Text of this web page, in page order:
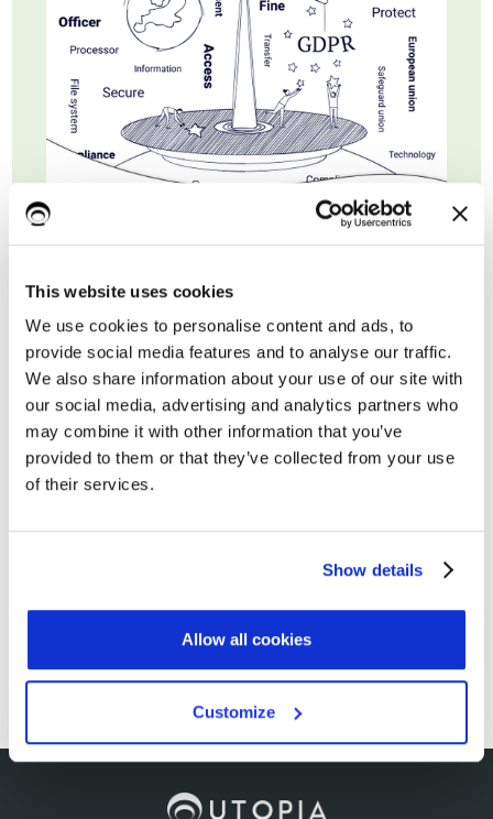
This website uses cookies
We use cookies to personalise content and ads, to
provide social media features and to analyse our traffic.
We also share information about your use of our site with
our social media, advertising and analytics partners who
may combine it with other information that you’ve
provided to them or that they’ve collected from your use
of their services.
Show details
Allow all cookies
Customize
Cognome
Email di lavoro*